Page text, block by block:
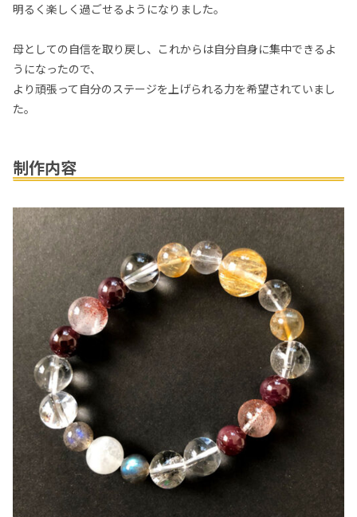
明るく楽しく過ごせるようになりました。
母としての自信を取り戻し、これからは自分自身に集中できるよ
うになったので、
より頑張って自分のステージを上げられる力を希望されていまし
た。
制作内容